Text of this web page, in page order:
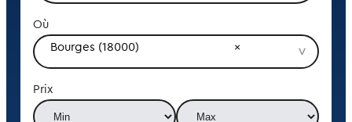
Où
Bourges (18000)
Prix